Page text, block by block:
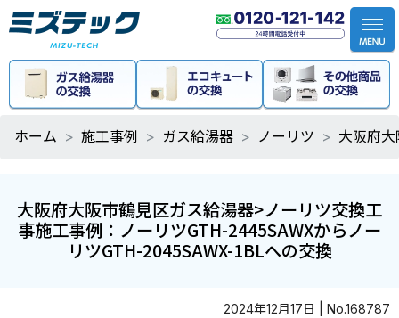
ホーム 施工事例 ガス給湯器 ノーリツ 大阪府
大阪府大阪市鶴見区ガス給湯器>ノーリツ交換工
事施工事例：ノーリツGTH-2445SAWXからノー
リツGTH-2045SAWX-1BLへの交換
2024年12月17日 | No.168787